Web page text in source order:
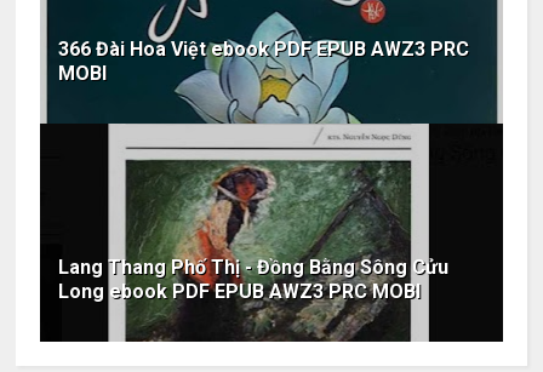
366 Đài Hoa Việt ebook PDF EPUB AWZ3 PRC
MOBI
Lang Thang Phố Thị - Đồng Bằng Sông Cửu
Long ebook PDF EPUB AWZ3 PRC MOBI